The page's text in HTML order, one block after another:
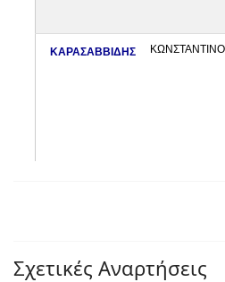
Σχετικές Αναρτήσεις